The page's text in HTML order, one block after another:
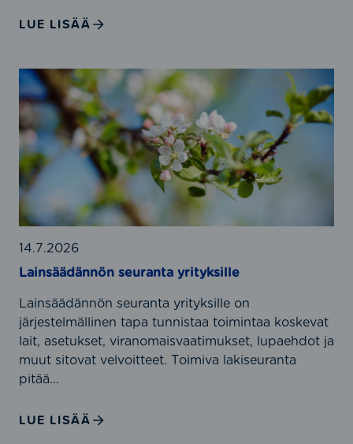
0
t
a
n
d
a
r
d
i
t
?
a
t
i
m
u
t
e
n
m
k
a
u
e
h
LUE LISÄÄ
L
a
i
n
s
ä
ä
d
ä
n
n
n
s
e
u
r
n
14.7.2026
Lainsäädännön seuranta yrityksille
Lainsäädännön seuranta yrityksille on
järjestelmällinen tapa tunnistaa toimintaa koskevat
lait, asetukset, viranomaisvaatimukset, lupaehdot ja
muut sitovat velvoitteet. Toimiva lakiseuranta
pitää...
LUE LISÄÄ